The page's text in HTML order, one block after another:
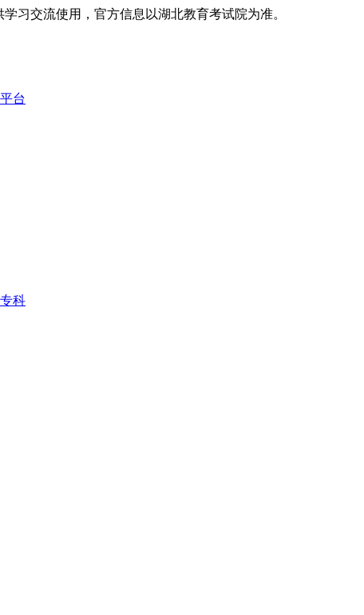
习交流使用，官方信息以湖北教育考试院为准。
台
科